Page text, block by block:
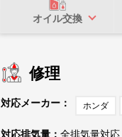
オイル交換
修理
対応メーカー： ホンダ
対応排気量： 全排気量対応